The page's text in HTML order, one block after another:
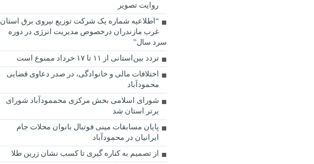
روایت تصویر
“اطلاعیه شماره یک شرکت توزیع نیروی برق استان
غرب مازندران درخصوص مدیریت انرژی در دوره
سرد سال”
تردد بین‌استانی از ۱۱ تا ۱۷ خرداد ممنوع است
اختلافات مالی و خانوادگی، در صدر دعاوی قضایی
محمودآباد
شورای اسلامی بخش مرکزی محممودآباد شورای
برتر استان شد
پایان مسابقات مینی فوتبال بانوان محلات جام
ایرانیان در محمودآباد
از تصمیم به کناره گیری تا کسب نشان زرین طلا